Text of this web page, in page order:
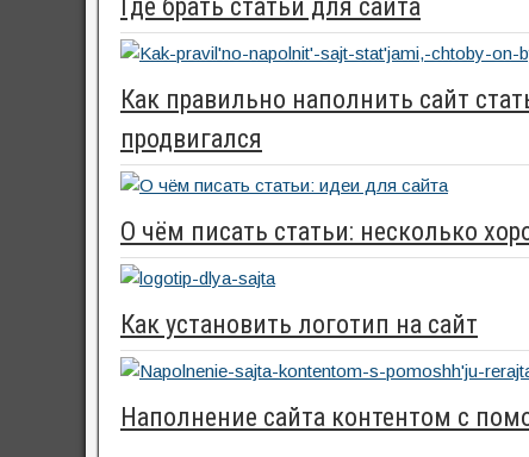
Где брать статьи для сайта
Как правильно наполнить сайт
продвигался
О чём писать статьи: несколько
Как установить логотип на сайт
Наполнение сайта контентом с